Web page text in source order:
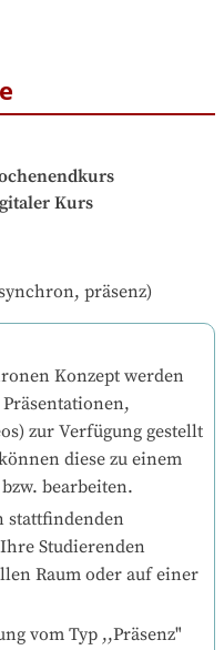
Kurs
präsenz)
Konzept werden
zur Verfügung gestellt
diese zu einem
bearbeiten.
stattfindenden
Studierenden
Raum oder auf einer
vom Typ ,,Präsenz"